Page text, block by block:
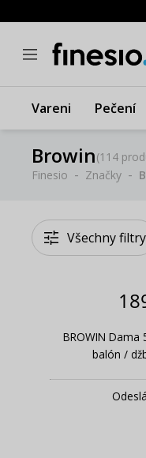
Vareni Pečení
Browin(114
Finesio
Značky
Všechny filtry
BROWIN Dama
balón /